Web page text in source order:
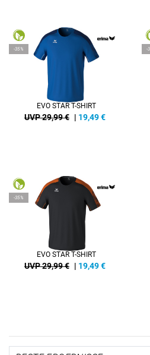
-35%
EVO STAR T-SHIRT
UVP 29,99 € | 19,49€
-
-35%
EVO STAR T-SHIRT
UVP 29,99 € | 19,49€